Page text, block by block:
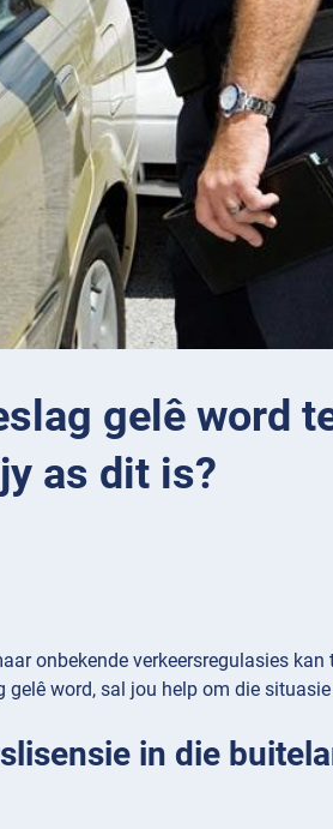
gelê word
as dit is?
onbekende verkeersregulasies
word, sal jou help om die
in die